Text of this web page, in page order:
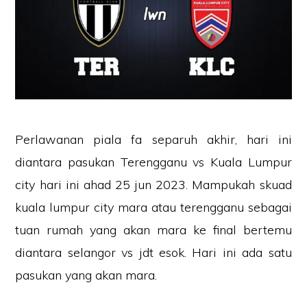
Perlawanan piala fa separuh akhir, hari ini
diantara pasukan Terengganu vs Kuala Lumpur
city hari ini ahad 25 jun 2023. Mampukah skuad
kuala lumpur city mara atau terengganu sebagai
tuan rumah yang akan mara ke final bertemu
diantara selangor vs jdt esok. Hari ini ada satu
pasukan yang akan mara.